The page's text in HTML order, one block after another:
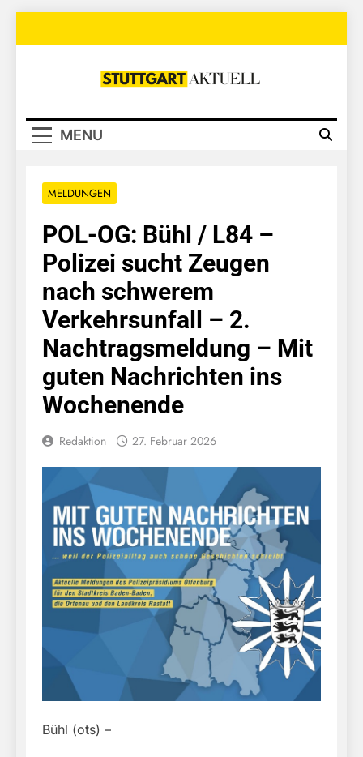
Stuttgart
MENU
MELDUNGEN
POL-OG: Bühl / L84 –
Polizei sucht Zeugen
nach schwerem
Verkehrsunfall – 2.
Nachtragsmeldung – Mit
guten Nachrichten ins
Wochenende
Redaktion 27. Februar 2026
Bühl (ots) –